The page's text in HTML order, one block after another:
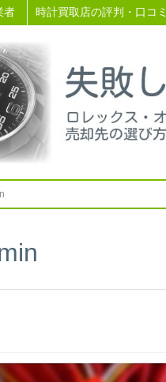
者 時計買取店の評判・口コミ